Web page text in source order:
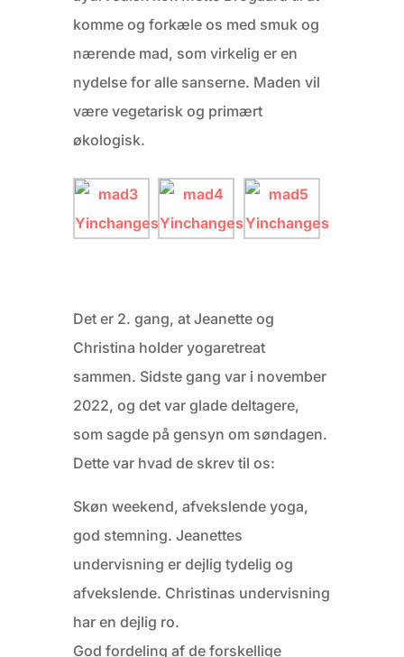
komme og forkæle os med smuk og
nærende mad, som virkelig er en
nydelse for alle sanserne. Maden vil
være vegetarisk og primært
økologisk.
Det er 2. gang, at Jeanette og
Christina holder yogaretreat
sammen. Sidste gang var i november
2022, og det var glade deltagere,
som sagde på gensyn om søndagen.
Dette var hvad de skrev til os:
Skøn weekend, afvekslende yoga,
god stemning. Jeanettes
undervisning er dejlig tydelig og
afvekslende. Christinas undervisning
har en dejlig ro.
God fordeling af de forskellige